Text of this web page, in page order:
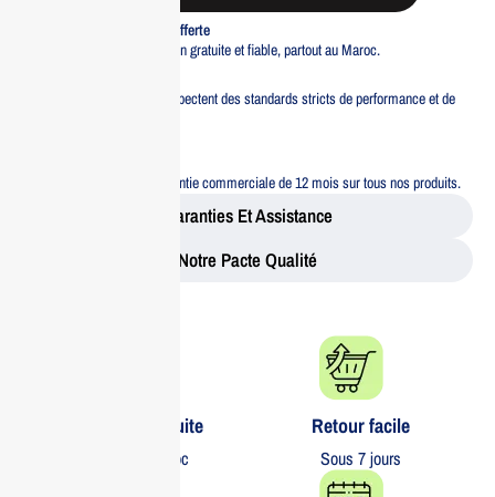
Livraison standard offerte
Profitez d’une livraison gratuite et fiable, partout au Maroc.
Tous nos produits respectent des standards stricts de performance et de
Bénéficiez d’une garantie commerciale de 12 mois sur tous nos produits.
Garanties Et Assistance
Notre Pacte Qualité
Livraison gratuite​
partout au Maroc
Retour facile​
Sous 7 jours